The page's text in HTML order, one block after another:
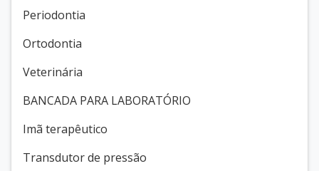
Periodontia
Ortodontia
Veterinária
BANCADA PARA LABORATÓRIO
Imã terapêutico
Transdutor de pressão